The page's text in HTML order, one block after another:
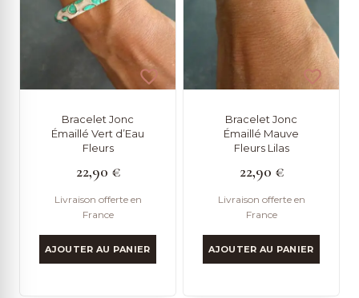
ancien
Bracelet Jonc
Émaillé Vert d’Eau
Fleurs
22,90 €
Livraison offerte en
France
AJOUTER AU PANIER
Bracelet Jonc
Émaillé Mauve
Fleurs Lilas
22,90 €
Livraison offerte en
France
AJOUTER AU PANIER